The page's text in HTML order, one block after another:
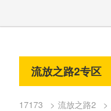
流放之路2专区
17173 流放之路2